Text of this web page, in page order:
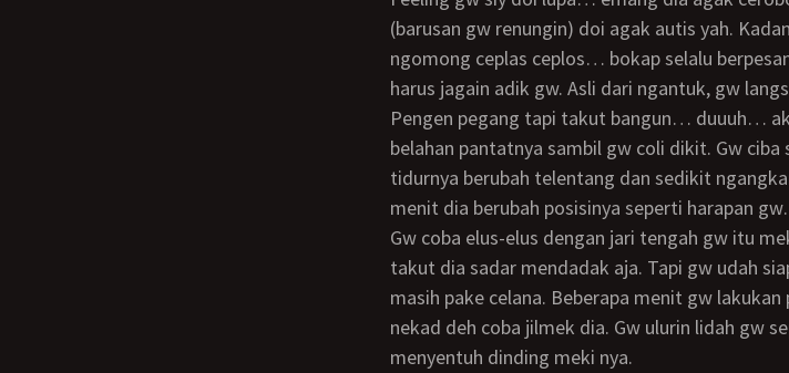
(barusan gw renungin) doi agak autis yah.
ngomong ceplas ceplos… bokap selalu
harus jagain adik gw. Asli dari ngantuk, gw
pengen pegang tapi takut bangun… duuuh… akhirnya gw cuma berani elus-elus aja
belahan pantatnya sambil gw coli dikit. Gw ciba
tidurnya berubah telentang dan sedikit
menit dia berubah posisinya seperti harapan
Gw coba elus-elus dengan jari tengah gw itu meki yang tembem hahaha asli gw cuma
takut dia sadar mendadak aja. Tapi gw udah
masih pake celana. Beberapa menit gw
nekad deh coba jilmek dia. Gw ulurin lidah gw
menyentuh dinding meki nya.